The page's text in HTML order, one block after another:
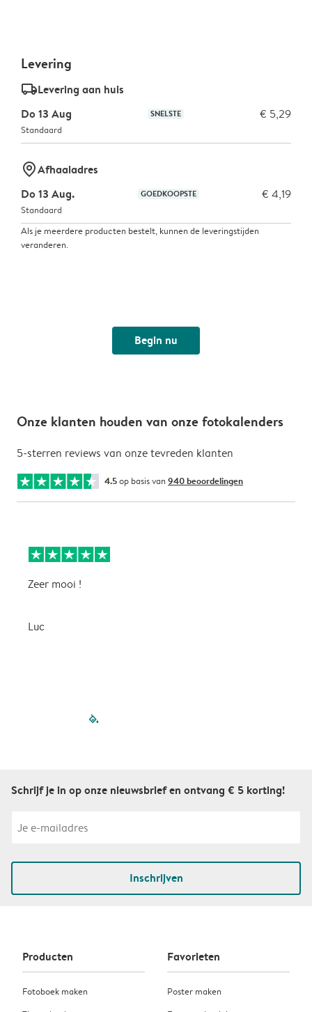
Levering
delivery_standard_v2Levering aan huis
Do 13 Aug
SNELSTE € 5,29
Standaard
marker-pinAfhaaladres
Do 13 Aug.
GOEDKOOPSTE € 4,19
Standaard
Als je meerdere producten bestelt, kunnen de leveringstijden
veranderen.
Begin nu
Onze klanten houden van onze fotokalenders
5-sterren reviews van onze tevreden klanten
4.5op basis van 940 beoordelingen
Zeer mooi !
Luc
filled-pagination
Schrijf je in op onze nieuwsbrief en ontvang € 5 korting!
Inschrijven
Producten
Fotoboek maken
Favorieten
Poster maken